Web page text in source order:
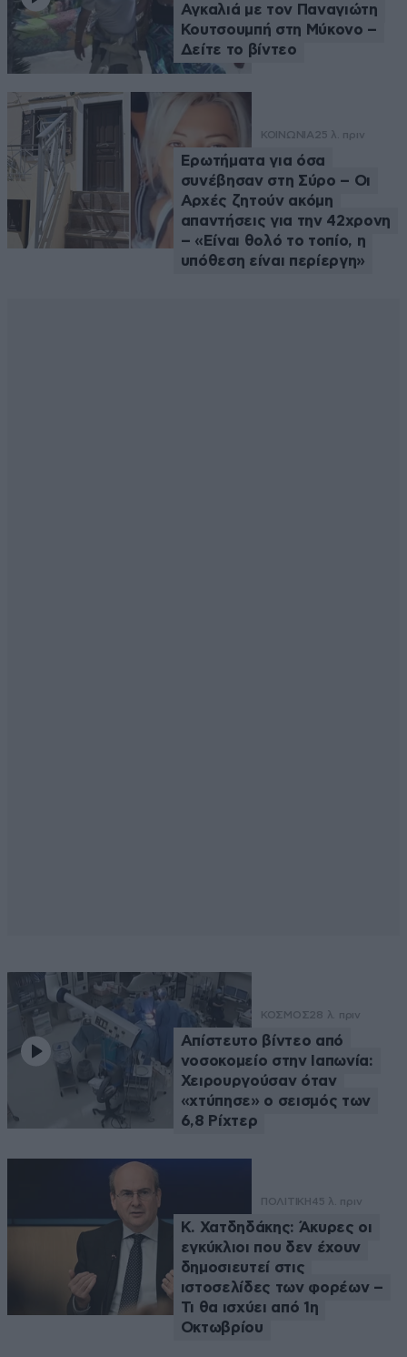
Αγκαλιά με τον Παναγιώτη
Κουτσουμπή στη Μύκονο –
Δείτε το βίντεο
ΚΟΙΝΩΝΙΑ 25 λ. πριν
Ερωτήματα για όσα
συνέβησαν στη Σύρο – Οι
Αρχές ζητούν ακόμη
απαντήσεις για την 42χρονη
– «Είναι θολό το τοπίο, η
υπόθεση είναι περίεργη»
ΚΟΣΜΟΣ28 λ. πριν
Απίστευτο βίντεο από
νοσοκομείο στην Ιαπωνία:
Χειρουργούσαν όταν
«χτύπησε» ο σεισμός των
6,8 Ρίχτερ
ΠΟΛΙΤΙΚΗ45 λ. πριν
Κ. Χατδηδάκης: Άκυρες οι
εγκύκλιοι που δεν έχουν
δημοσιευτεί στις
ιστοσελίδες των φορέων –
Τι θα ισχύει από 1η
Οκτωβρίου